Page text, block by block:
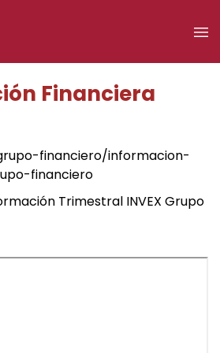
Financiera
financiero/informacion-
financiero
Trimestral INVEX Grupo